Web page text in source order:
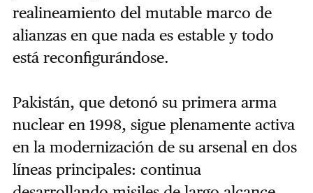
realineamiento del mutable marco de
alianzas en que nada es estable y todo
está reconfigurándose.
Pakistán, que detonó su primera arma
nuclear en 1998, sigue plenamente activa
en la modernización de su arsenal en dos
líneas principales: continua